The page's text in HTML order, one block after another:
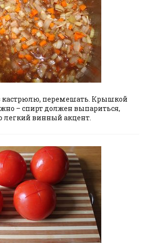
кастрюлю, перемешать. Крышкой
– спирт должен выпариться,
легкий винный акцент.